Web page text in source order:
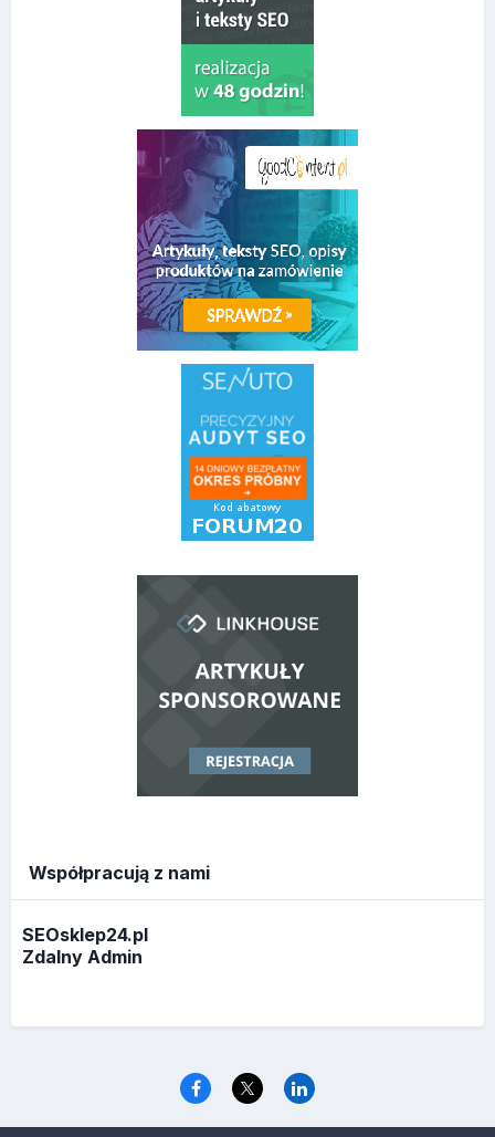
Współpracują z nami
SEOsklep24.pl
Zdalny Admin